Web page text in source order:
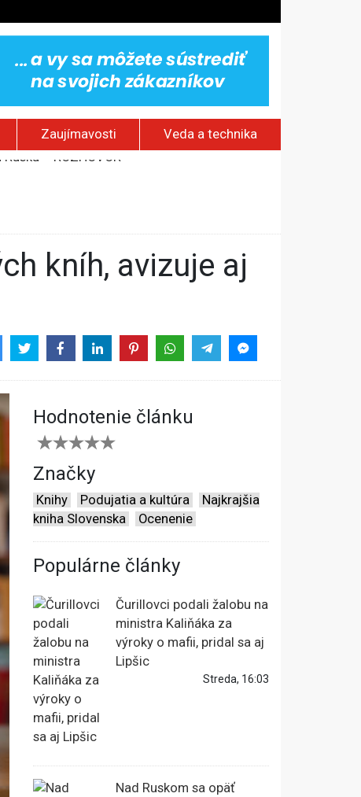
Zaujímavosti Veda a technika
Hodnotenie článku
Značky
Knihy Podujatia a kultúra
Najkrajšia
kniha Slovenska
Ocenenie
Populárne články
Čurillovci podali žalobu na
ministra Kaliňáka za
výroky o mafii, pridal sa aj
Lipšic
Streda, 16:03
Nad Ruskom sa opäť